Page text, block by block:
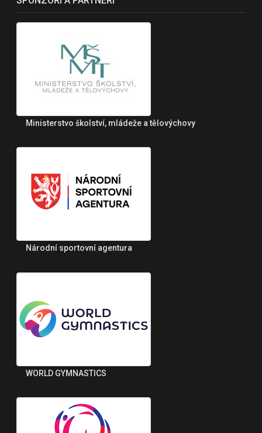
Ministerstvo školství, mládeže a tělovýchovy
Národní sportovní agentura
WORLD GYMNASTICS